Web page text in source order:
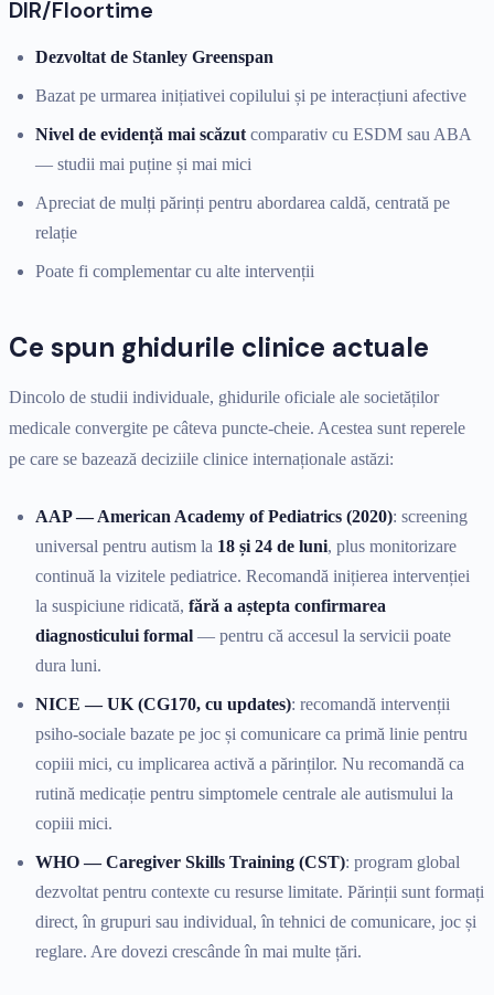
DIR/Floortime
Dezvoltat de Stanley Greenspan
Bazat pe urmarea inițiativei copilului și pe interacțiuni afective
Nivel de evidență mai scăzut comparativ cu ESDM sau ABA
— studii mai puține și mai mici
Apreciat de mulți părinți pentru abordarea caldă, centrată pe
relație
Poate fi complementar cu alte intervenții
Ce spun ghidurile clinice actuale
Dincolo de studii individuale, ghidurile oficiale ale societăților
medicale convergite pe câteva puncte-cheie. Acestea sunt reperele
pe care se bazează deciziile clinice internaționale astăzi:
AAP — American Academy of Pediatrics (2020): screening
universal pentru autism la 18 și 24 de luni, plus monitorizare
continuă la vizitele pediatrice. Recomandă inițierea intervenției
la suspiciune ridicată, fără a aștepta confirmarea
diagnosticului formal — pentru că accesul la servicii poate
dura luni.
NICE — UK (CG170, cu updates): recomandă intervenții
psiho-sociale bazate pe joc și comunicare ca primă linie pentru
copiii mici, cu implicarea activă a părinților. Nu recomandă ca
rutină medicație pentru simptomele centrale ale autismului la
copiii mici.
WHO — Caregiver Skills Training (CST): program global
dezvoltat pentru contexte cu resurse limitate. Părinții sunt formați
direct, în grupuri sau individual, în tehnici de comunicare, joc și
reglare. Are dovezi crescânde în mai multe țări.